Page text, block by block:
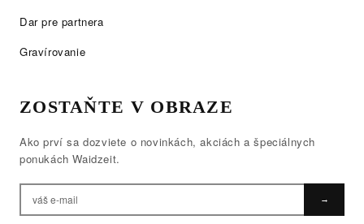
Dar pre partnera
Gravírovanie
ZOSTAŇTE V OBRAZE
Ako prví sa dozviete o novinkách, akciách a špeciálnych
ponukách Waidzeit.
→